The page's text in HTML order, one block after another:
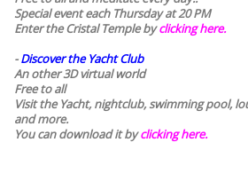
Special event each Thursday at 20 PM
Enter the Cristal Temple byclicking here.
-Discover the Yacht Club
An other 3D virtual world
Free to all
Visit the Yacht, nightclub, swimming pool,
and more.
You can download it byclicking here.